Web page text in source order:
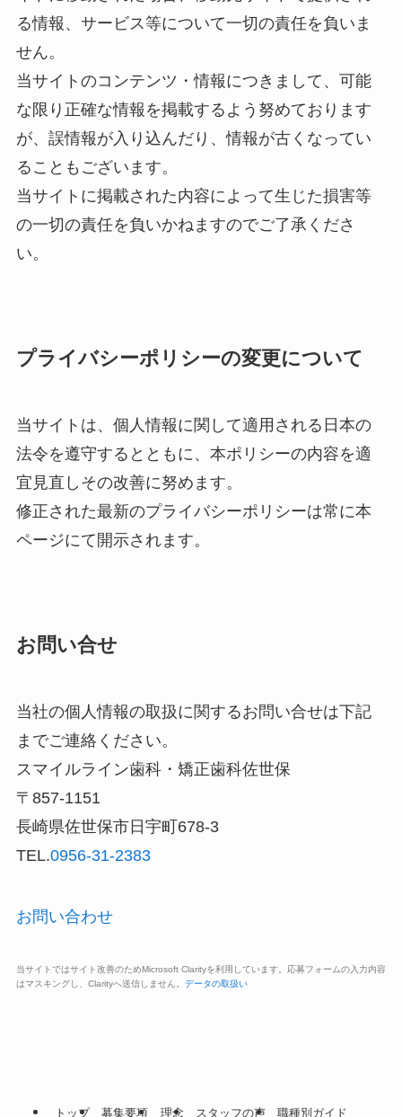
る情報、サービス等について一切の責任を負いま
せん。
当サイトのコンテンツ・情報につきまして、可能
な限り正確な情報を掲載するよう努めております
が、誤情報が入り込んだり、情報が古くなってい
ることもございます。
当サイトに掲載された内容によって生じた損害等
の一切の責任を負いかねますのでご了承くださ
い。
プライバシーポリシーの変更について
当サイトは、個人情報に関して適用される日本の
法令を遵守するとともに、本ポリシーの内容を適
宜見直しその改善に努めます。
修正された最新のプライバシーポリシーは常に本
ページにて開示されます。
お問い合せ
当社の個人情報の取扱に関するお問い合せは下記
までご連絡ください。
スマイルライン歯科・矯正歯科佐世保
〒857-1151
長崎県佐世保市日宇町678-3
TEL.0956-31-2383
お問い合わせ
当サイトではサイト改善のためMicrosoft Clarityを利用しています。応募フォームの入力内容
はマスキングし、Clarityへ送信しません。 データの取扱い
トップ 募集要項 理念 スタッフの声 職種別ガイド